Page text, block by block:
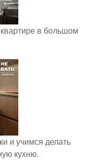
в большом
и учимся делать
кухню.